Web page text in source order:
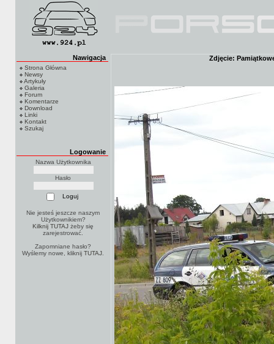
Nawigacja
Strona Główna
Newsy
Artykuły
Galeria
Forum
Komentarze
Download
Linki
Kontakt
Szukaj
Logowanie
Nazwa Użytkownika
Hasło
Nie jesteś jeszcze naszym
Użytkownikiem?
Kilknij TUTAJ żeby się
zarejestrować.
Zapomniane hasło?
Wyślemy nowe, kliknijTUTAJ
Zdjęcie: